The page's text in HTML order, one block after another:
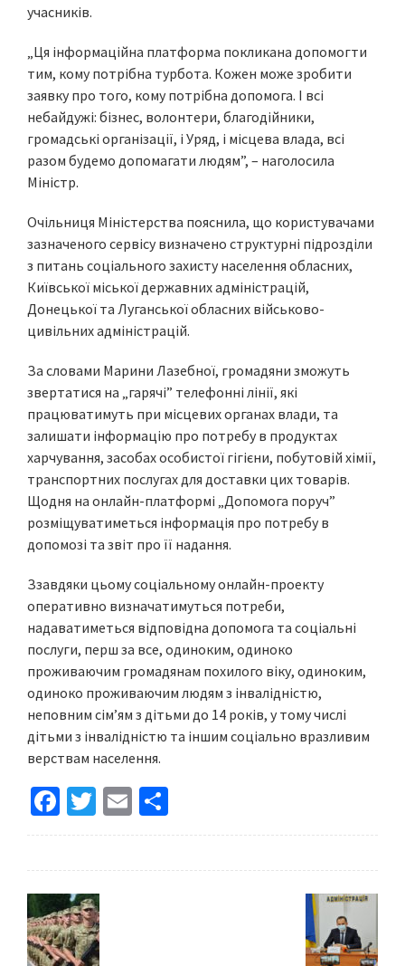
учасників.
„Ця інформаційна платформа покликана допомогти
тим, кому потрібна турбота. Кожен може зробити
заявку про того, кому потрібна допомога. І всі
небайдужі: бізнес, волонтери, благодійники,
громадські організації, і Уряд, і місцева влада, всі
разом будемо допомагати людям”, – наголосила
Міністр.
Очільниця Міністерства пояснила, що користувачами
зазначеного сервісу визначено структурні підрозділи
з питань соціального захисту населення обласних,
Київської міської державних адміністрацій,
Донецької та Луганської обласних військово-
цивільних адміністрацій.
За словами Марини Лазебної, громадяни зможуть
звертатися на „гарячі” телефонні лінії, які
працюватимуть при місцевих органах влади, та
залишати інформацію про потребу в продуктах
харчування, засобах особистої гігієни, побутовій хімії,
транспортних послугах для доставки цих товарів.
Щодня на онлайн-платформі „Допомога поруч”
розміщуватиметься інформація про потребу в
допомозі та звіт про її надання.
Ззавдяки цьому соціальному онлайн-проекту
оперативно визначатимуться потреби,
надаватиметься відповідна допомога та соціальні
послуги, перш за все, одиноким, одиноко
проживаючим громадянам похилого віку, одиноким,
одиноко проживаючим людям з інвалідністю,
неповним сім’ям з дітьми до 14 років, у тому числі
дітьми з інвалідністю та іншим соціально вразливим
верствам населення.
Fa
ce
o
o
k
T
wi
er
E
m h